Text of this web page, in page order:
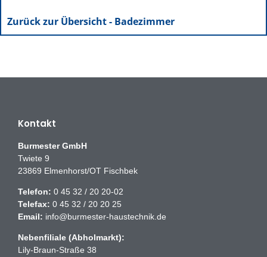
Zurück zur Übersicht - Badezimmer
Kontakt
Burmester GmbH
Twiete 9
23869 Elmenhorst/OT Fischbek
Telefon: 0 45 32 / 20 20-02
Telefax: 0 45 32 / 20 20 25
Email: info@burmester-haustechnik.de
Nebenfiliale (Abholmarkt):
Lily-Braun-Straße 38